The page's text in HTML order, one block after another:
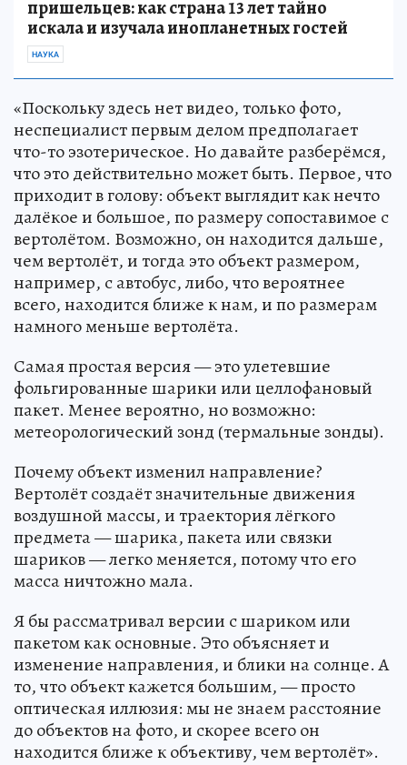
пришельцев: как страна 13 лет тайно
искала и изучала инопланетных гостей
НАУКА
«Поскольку здесь нет видео, только фото,
неспециалист первым делом предполагает
что-то эзотерическое. Но давайте разберёмся,
что это действительно может быть. Первое, что
приходит в голову: объект выглядит как нечто
далёкое и большое, по размеру сопоставимое с
вертолётом. Возможно, он находится дальше,
чем вертолёт, и тогда это объект размером,
например, с автобус, либо, что вероятнее
всего, находится ближе к нам, и по размерам
намного меньше вертолёта.
Самая простая версия — это улетевшие
фольгированные шарики или целлофановый
пакет. Менее вероятно, но возможно:
метеорологический зонд (термальные зонды).
Почему объект изменил направление?
Вертолёт создаёт значительные движения
воздушной массы, и траектория лёгкого
предмета — шарика, пакета или связки
шариков — легко меняется, потому что его
масса ничтожно мала.
Я бы рассматривал версии с шариком или
пакетом как основные. Это объясняет и
изменение направления, и блики на солнце. А
то, что объект кажется большим, — просто
оптическая иллюзия: мы не знаем расстояние
до объектов на фото, и скорее всего он
находится ближе к объективу, чем вертолёт».